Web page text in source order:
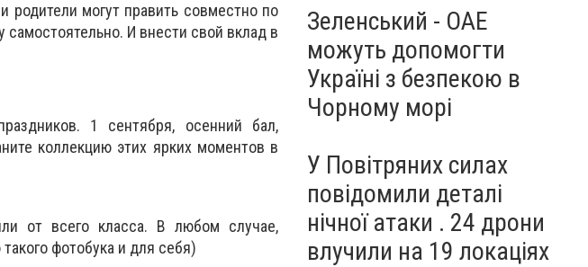
родители могут править совместно по
И внести свой вклад в
1 сентября, осенний бал,
коллекцию этих ярких моментов в
от всего класса. В любом случае,
фотобука и для себя)
Зеленський - ОАЕ
можуть допомогти
Україні з безпекою в
Чорному морі
У Повітряних силах
повідомили деталі
нічної атаки . 24 дрони
влучили на 19 локаціях